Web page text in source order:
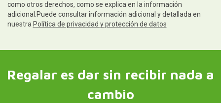
como otros derechos, como se explica en la información
adicional.Puede consultar información adicional y detallada en
nuestra Política de privacidad y protección de datos
Regalar es dar sin recibir nada a
cambio